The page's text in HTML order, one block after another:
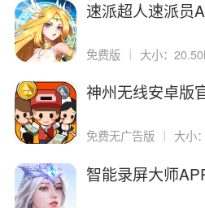
速派超人速派员
免费版 大小：
神州无线安卓版
免费无广告版 大小
智能录屏大师